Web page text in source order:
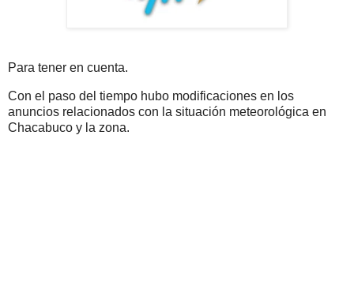
Para tener en cuenta.
Con el paso del tiempo hubo modificaciones en los
anuncios relacionados con la situación meteorológica en
Chacabuco y la zona.